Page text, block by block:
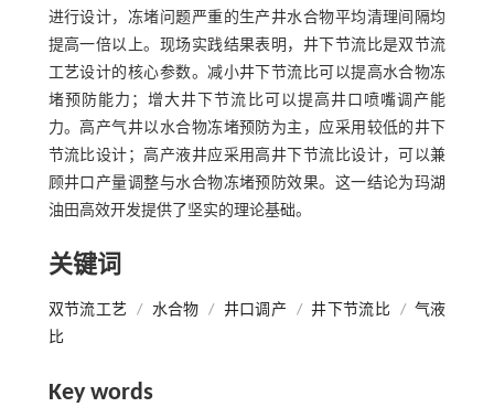
进行设计，冻堵问题严重的生产井水合物平均清理间隔均
提高一倍以上。现场实践结果表明，井下节流比是双节流
工艺设计的核心参数。减小井下节流比可以提高水合物冻
堵预防能力；增大井下节流比可以提高井口喷嘴调产能
力。高产气井以水合物冻堵预防为主，应采用较低的井下
节流比设计；高产液井应采用高井下节流比设计，可以兼
顾井口产量调整与水合物冻堵预防效果。这一结论为玛湖
油田高效开发提供了坚实的理论基础。
关键词
双节流工艺 / 水合物 / 井口调产 / 井下节流比 / 气液
比
Key words